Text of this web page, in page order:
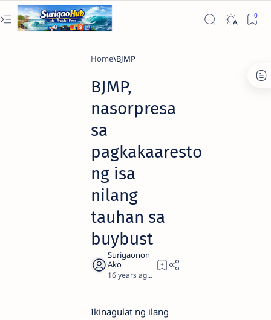
Home BJMP
BJMP,
nasorpresa
sa
pagkakaaresto
ng isa
nilang
tauhan sa
buybust
16 years ago
Ikinagulat ng ilang